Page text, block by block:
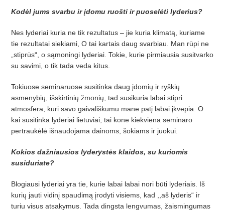
Kodėl jums svarbu ir įdomu ruošti ir puoselėti lyderius?
Nes lyderiai kuria ne tik rezultatus – jie kuria klimatą, kuriame
tie rezultatai siekiami, O tai kartais daug svarbiau. Man rūpi ne
„stiprūs“, o sąmoningi lyderiai. Tokie, kurie pirmiausia susitvarko
su savimi, o tik tada veda kitus.
Tokiuose seminaruose susitinka daug įdomių ir ryškių
asmenybių, išskirtinių žmonių, tad susikuria labai stipri
atmosfera, kuri savo gaivališkumu mane patį labai įkvepia. O
kai susitinka lyderiai lietuviai, tai kone kiekviena seminaro
pertraukėlė išnaudojama dainoms, šokiams ir juokui.
Kokios dažniausios lyderystės klaidos, su kuriomis
susiduriate?
Blogiausi lyderiai yra tie, kurie labai labai nori būti lyderiais. Iš
kurių jauti vidinį spaudimą įrodyti visiems, kad ,,aš lyderis“ ir
turiu visus atsakymus. Tada dingsta lengvumas, žaismingumas